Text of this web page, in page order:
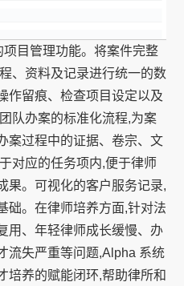
目管理功能。将案件完整
、资料及记录进行统一的数
作留痕、检查项目设定以及
队办案的标准化流程,为案
案过程中的证据、卷宗、文
对应的任务项内,便于律师
果。可视化的客户服务记录,
础。在律师培养方面,针对法
用、年轻律师成长缓慢、办
流失严重等问题,Alpha 系统
培养的赋能闭环,帮助律所和